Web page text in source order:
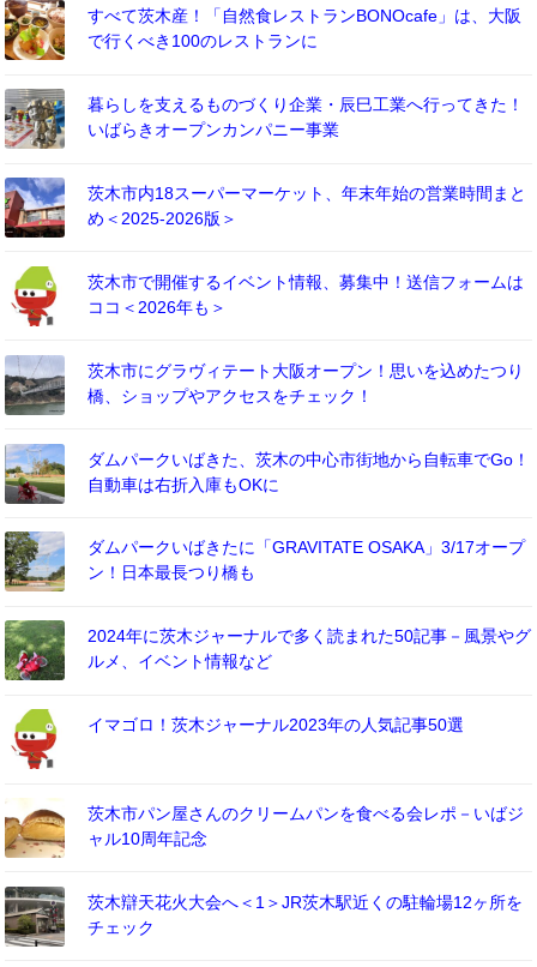
すべて茨木産！「自然食レストランBONOcafe」は、大阪
で行くべき100のレストランに
暮らしを支えるものづくり企業・辰巳工業へ行ってきた！
いばらきオープンカンパニー事業
茨木市内18スーパーマーケット、年末年始の営業時間まと
め＜2025-2026版＞
茨木市で開催するイベント情報、募集中！送信フォームは
ココ＜2026年も＞
茨木市にグラヴィテート大阪オープン！思いを込めたつり
橋、ショップやアクセスをチェック！
ダムパークいばきた、茨木の中心市街地から自転車でGo！
自動車は右折入庫もOKに
ダムパークいばきたに「GRAVITATE OSAKA」3/17オープ
ン！日本最長つり橋も
2024年に茨木ジャーナルで多く読まれた50記事－風景やグ
ルメ、イベント情報など
イマゴロ！茨木ジャーナル2023年の人気記事50選
茨木市パン屋さんのクリームパンを食べる会レポ－いばジ
ャル10周年記念
茨木辯天花火大会へ＜1＞JR茨木駅近くの駐輪場12ヶ所を
チェック